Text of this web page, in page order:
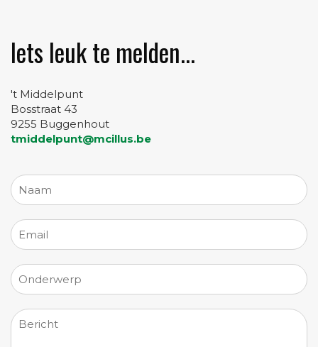
Iets leuk te melden...
't Middelpunt
Bosstraat 43
9255 Buggenhout
tmiddelpunt@mcillus.be